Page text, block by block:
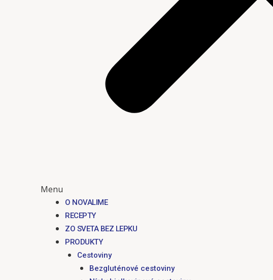
Menu
O NOVALIME
RECEPTY
ZO SVETA BEZ LEPKU
PRODUKTY
Cestoviny
Bezgluténové cestoviny